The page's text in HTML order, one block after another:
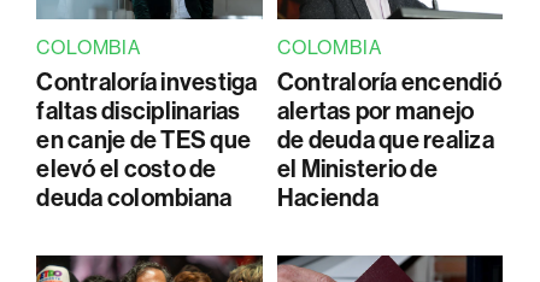
COLOMBIA
Contraloría investiga
faltas disciplinarias
en canje de TES que
elevó el costo de
deuda colombiana
COLOMBIA
Contraloría encendió
alertas por manejo
de deuda que realiza
el Ministerio de
Hacienda